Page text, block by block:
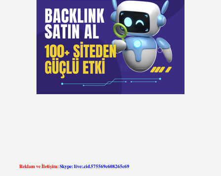
Reklam ve İletişim:Skype: live:.cid.575569c608265c69